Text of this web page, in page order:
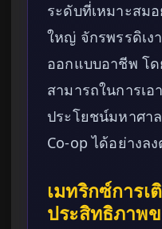
ระดับที่เหมาะสม
ใหญ่ จักรพรรดิเง
ออกแบบอาชีพ โ
สามารถในการเ
ประโยชน์มหาศา
Co-op ได้อย่างล
เมทริกซ์การเ
ประสิทธิภาพ